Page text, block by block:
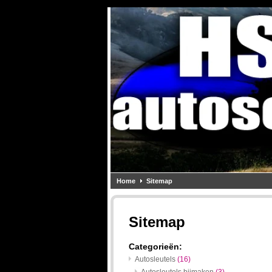
Home Sitemap
Sitemap
Categorieën:
Autosleutels (16)